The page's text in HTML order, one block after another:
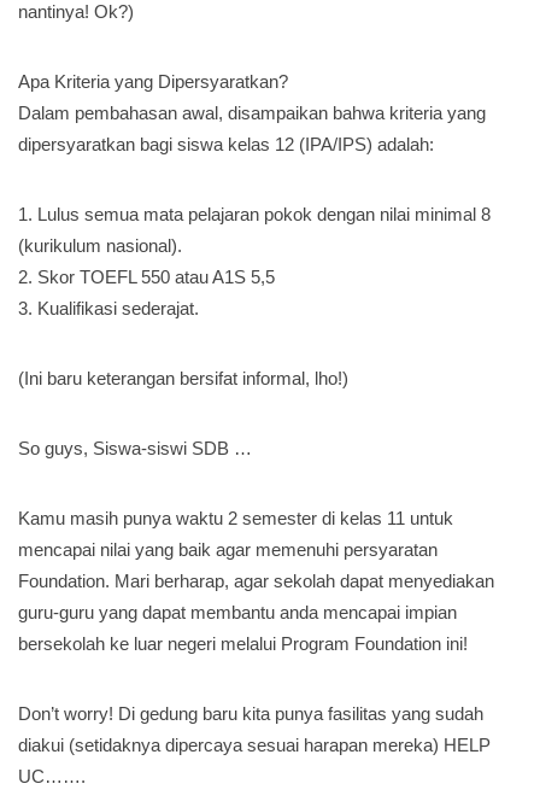
nantinya! Ok?)
Apa Kriteria yang Dipersyaratkan?
Dalam pembahasan awal, disampaikan bahwa kriteria yang
dipersyaratkan bagi siswa kelas 12 (IPA/IPS) adalah:
1. Lulus semua mata pelajaran pokok dengan nilai minimal 8
(kurikulum nasional).
2. Skor TOEFL 550 atau A1S 5,5
3. Kualifikasi sederajat.
(Ini baru keterangan bersifat informal, lho!)
So guys, Siswa-siswi SDB …
Kamu masih punya waktu 2 semester di kelas 11 untuk
mencapai nilai yang baik agar memenuhi persyaratan
Foundation. Mari berharap, agar sekolah dapat menyediakan
guru-guru yang dapat membantu anda mencapai impian
bersekolah ke luar negeri melalui Program Foundation ini!
Don’t worry! Di gedung baru kita punya fasilitas yang sudah
diakui (setidaknya dipercaya sesuai harapan mereka) HELP
UC…….